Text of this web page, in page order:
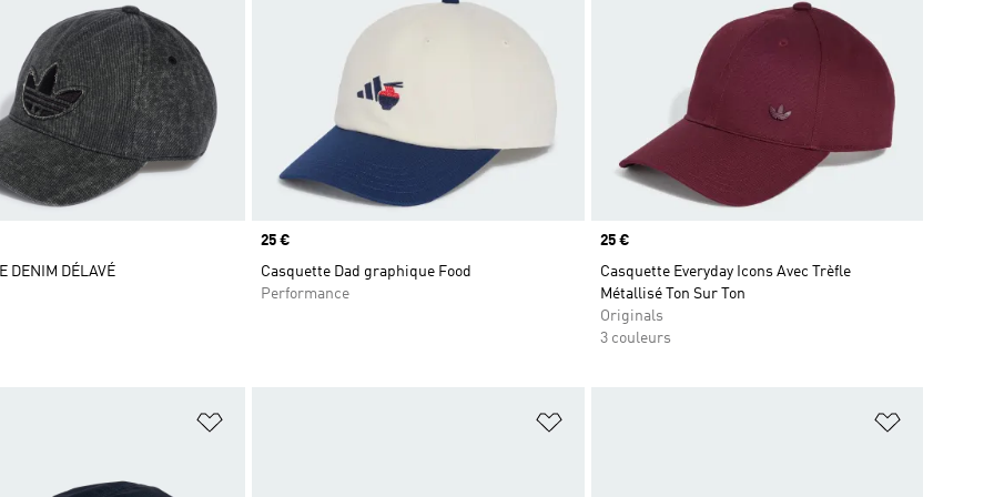
DENIM DÉLAVÉ
Prix
25 €
Casquette Dad graphique Food
Performance
Prix
25 €
Casquette Everyday Icons Avec Trèfle
Métallisé Ton Sur Ton
Originals
3 couleurs